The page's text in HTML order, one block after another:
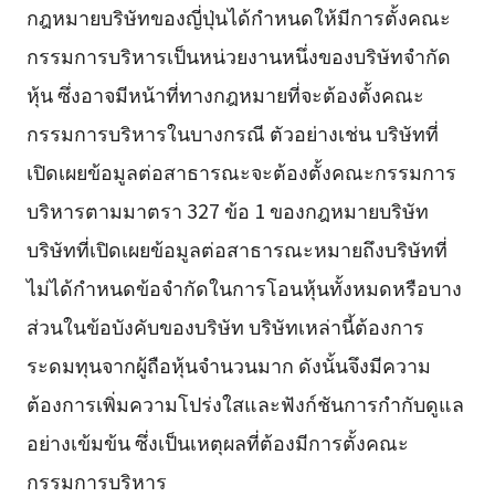
กฎหมายบริษัทของญี่ปุ่นได้กำหนดให้มีการตั้งคณะ
กรรมการบริหารเป็นหน่วยงานหนึ่งของบริษัทจำกัด
หุ้น ซึ่งอาจมีหน้าที่ทางกฎหมายที่จะต้องตั้งคณะ
กรรมการบริหารในบางกรณี ตัวอย่างเช่น บริษัทที่
เปิดเผยข้อมูลต่อสาธารณะจะต้องตั้งคณะกรรมการ
บริหารตามมาตรา 327 ข้อ 1 ของกฎหมายบริษัท
บริษัทที่เปิดเผยข้อมูลต่อสาธารณะหมายถึงบริษัทที่
ไม่ได้กำหนดข้อจำกัดในการโอนหุ้นทั้งหมดหรือบาง
ส่วนในข้อบังคับของบริษัท บริษัทเหล่านี้ต้องการ
ระดมทุนจากผู้ถือหุ้นจำนวนมาก ดังนั้นจึงมีความ
ต้องการเพิ่มความโปร่งใสและฟังก์ชันการกำกับดูแล
อย่างเข้มข้น ซึ่งเป็นเหตุผลที่ต้องมีการตั้งคณะ
กรรมการบริหาร